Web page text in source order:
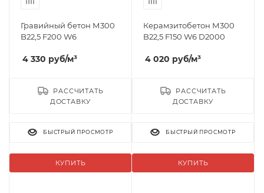
Гравийный бетон М300
B22,5 F200 W6
4 330 руб/м³
КУПИТЬ
РАССЧИТАТЬ
ДОСТАВКУ
БЫСТРЫЙ ПРОСМОТР
Керамзитобетон М300
B22,5 F150 W6 D2000
4 020 руб/м³
КУПИТЬ
РАССЧИТАТЬ
ДОСТАВКУ
БЫСТРЫЙ ПРОСМОТР